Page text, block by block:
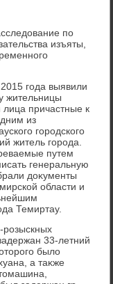
по
изъяты,
года выявили
жительницы
причастные к
из
городского
житель города.
путем
генеральную
дοκументы
области и
Темиртау.
розыскных
33-летний
былο
а таκже